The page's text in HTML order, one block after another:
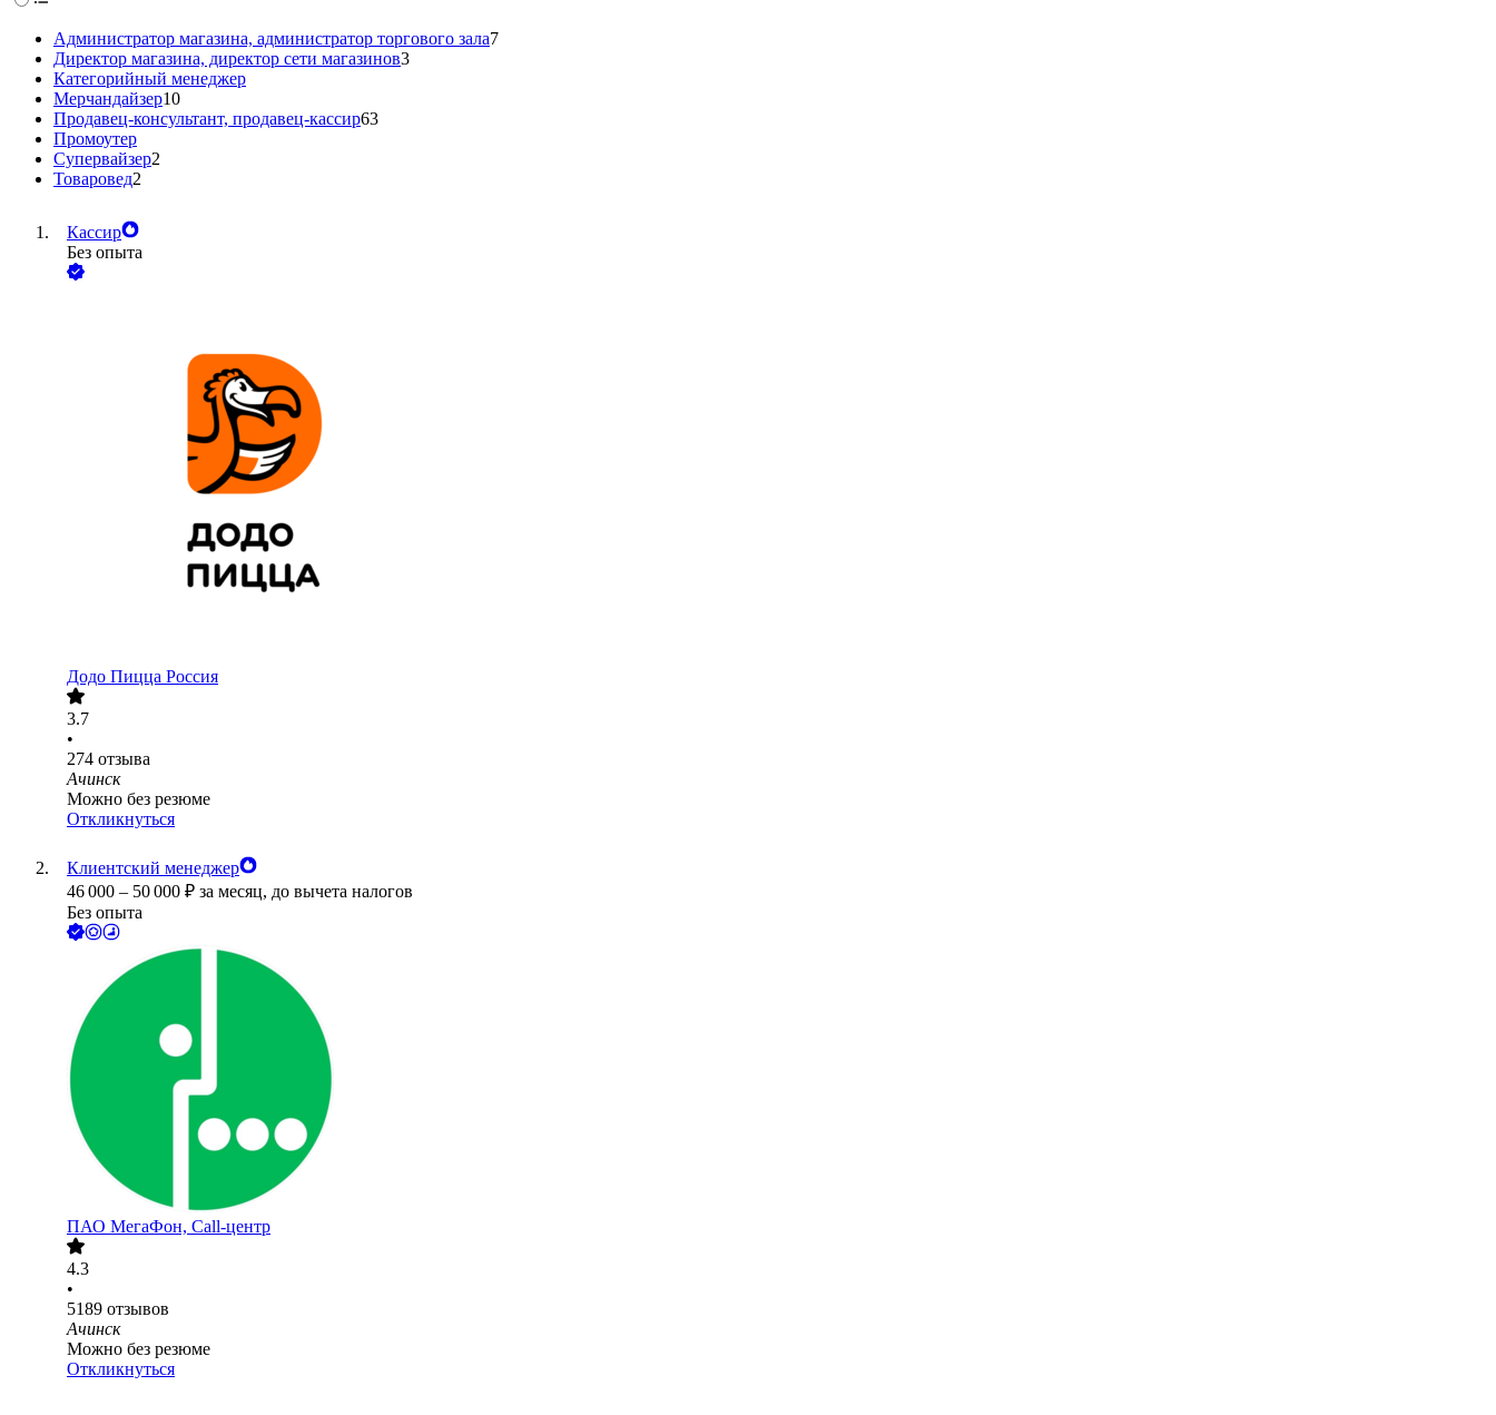
Администратор магазина, администратор торгового зала7
Директор магазина, директор сети магазинов3
Категорийный менеджер
Мерчандайзер10
Продавец-консультант, продавец-кассир63
Промоутер
Супервайзер2
Товаровед2
Кассир
Без опыта
Додо Пицца Россия
3.7
•
274 отзыва
Ачинск
Можно без резюме
Откликнуться
Клиентский менеджер
46 000 – 50 000 ₽ за месяц, до вычета налогов
Без опыта
ПАО МегаФон, Call-центр
4.3
•
5189 отзывов
Ачинск
Можно без резюме
Откликнуться